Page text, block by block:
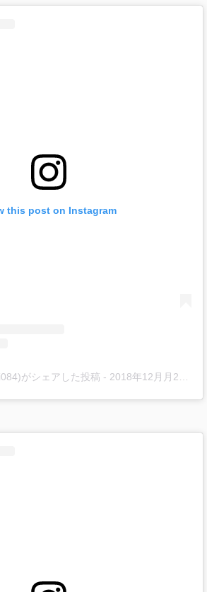
this post on Instagram
がシェアした投稿 - 2018年12月月28日午後7時40分PST